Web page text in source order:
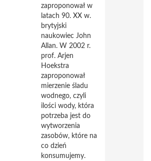
zaproponował w
latach 90. XX w.
brytyjski
naukowiec John
Allan. W 2002 r.
prof. Arjen
Hoekstra
zaproponował
mierzenie śladu
wodnego, czyli
ilości wody, która
potrzeba jest do
wytworzenia
zasobów, które na
co dzień
konsumujemy.